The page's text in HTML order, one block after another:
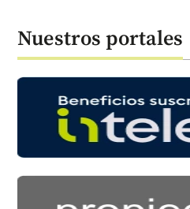
Nuestros portales